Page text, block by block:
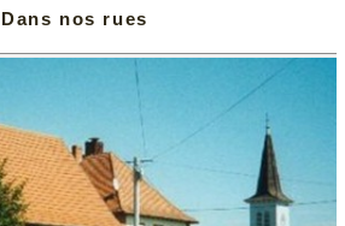
Dans nos rues